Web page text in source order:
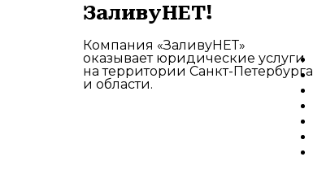
ЗаливуНЕТ!
Компания «ЗаливуНЕТ»
оказывает юридические услуги
на территории Санкт-Петербурга
и области.